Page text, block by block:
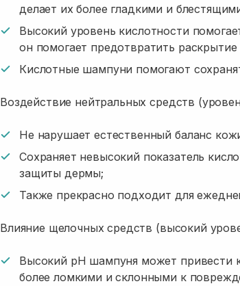
делает их более гладкими и
Высокий уровень кислотности
он помогает предотвратить
Кислотные шампуни помогают
Воздействие нейтральных средств
Не нарушает естественный баланс
Сохраняет невысокий показатель
защиты дермы;
Также прекрасно подходит для
Влияние щелочных средств (высокий
Высокий pH шампуня может привести
более ломкими и склонными к